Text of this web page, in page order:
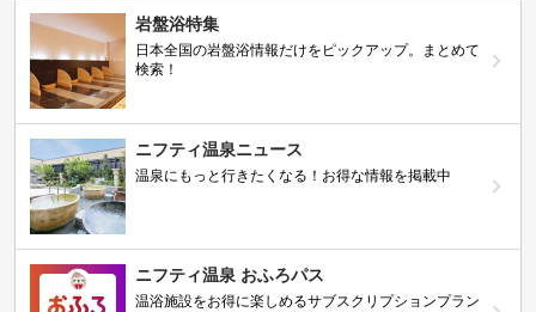
岩盤浴特集
日本全国の岩盤浴情報だけをピックアップ。まとめて
検索！
ニフティ温泉ニュース
温泉にもっと行きたくなる！お得な情報を掲載中
ニフティ温泉 おふろパス
温浴施設をお得に楽しめるサブスクリプションプラン